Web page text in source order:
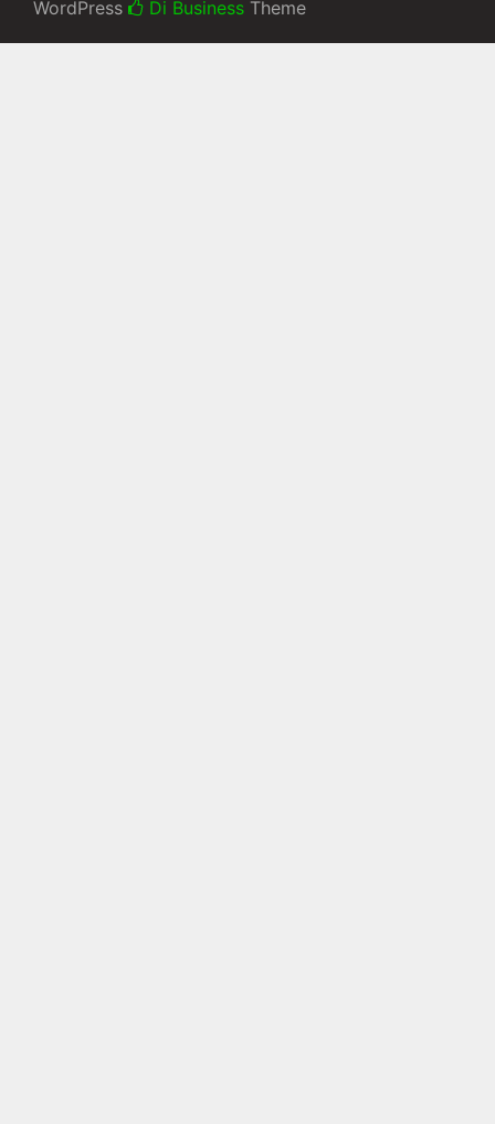
WordPress Di Business Theme